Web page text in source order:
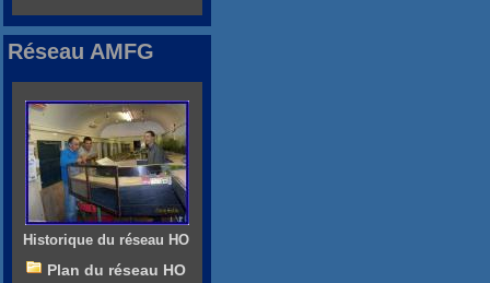
Réseau AMFG
Historique du réseau HO
Plan du réseau HO